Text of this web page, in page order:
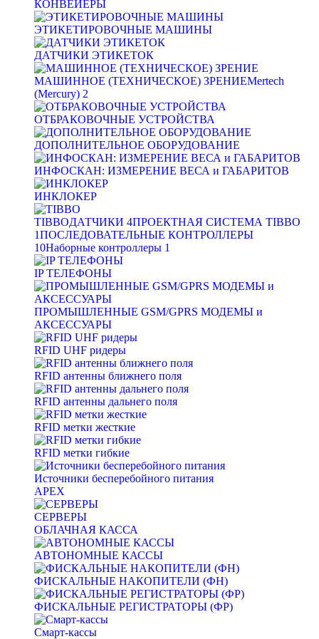
КОНВЕЙЕРЫ
ЭТИКЕТИРОВОЧНЫЕ МАШИНЫ
ДАТЧИКИ ЭТИКЕТОК
МАШИННОЕ (ТЕХНИЧЕСКОЕ) ЗРЕНИЕMertech
(Mercury) 2
ОТБРАКОВОЧНЫЕ УСТРОЙСТВА
ДОПОЛНИТЕЛЬНОЕ ОБОРУДОВАНИЕ
ИНФОСКАН: ИЗМЕРЕНИЕ ВЕСА и ГАБАРИТОВ
ИНКЛОКЕР
TIBBOДАТЧИКИ 4ПРОЕКТНАЯ СИСТЕМА TIBBO
1ПОСЛЕДОВАТЕЛЬНЫЕ КОНТРОЛЛЕРЫ
10Наборные контроллеры 1
IP ТЕЛЕФОНЫ
ПРОМЫШЛЕННЫЕ GSM/GPRS МОДЕМЫ и
АКСЕССУАРЫ
RFID UHF ридеры
RFID антенны ближнего поля
RFID антенны дальнего поля
RFID метки жесткие
RFID метки гибкие
Источники бесперебойного питания
APEX
СЕРВЕРЫ
ОБЛАЧНАЯ КАССА
АВТОНОМНЫЕ КАССЫ
ФИСКАЛЬНЫЕ НАКОПИТЕЛИ (ФН)
ФИСКАЛЬНЫЕ РЕГИСТРАТОРЫ (ФР)
Смарт-кассы